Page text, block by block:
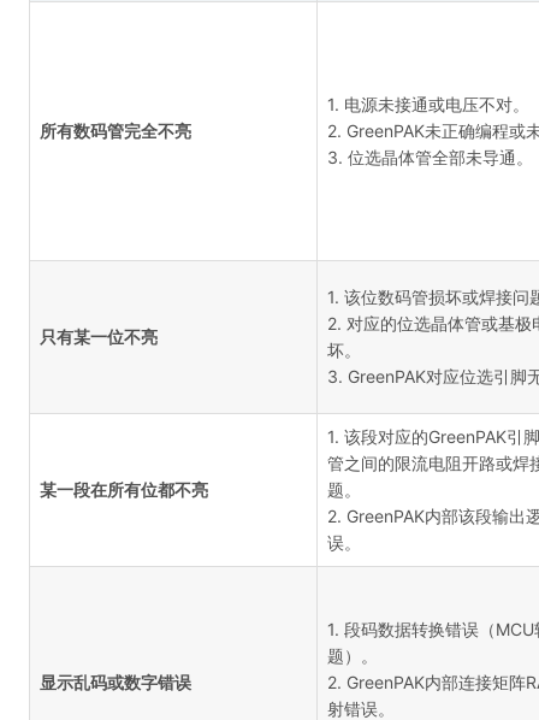
所有数码管完全不亮
1. 电源未接通或电压不对。
2. GreenPAK未正确编程或
3. 位选晶体管全部未导通。
只有某一位不亮
1. 该位数码管损坏或焊接问
2. 对应的位选晶体管或基极
坏。
3. GreenPAK对应位选引脚
某一段在所有位都不亮
1. 该段对应的GreenPAK引
管之间的限流电阻开路或焊
题。
2. GreenPAK内部该段输出
误。
显示乱码或数字错误
1. 段码数据转换错误（MCU
题）。
2. GreenPAK内部连接矩阵
射错误。